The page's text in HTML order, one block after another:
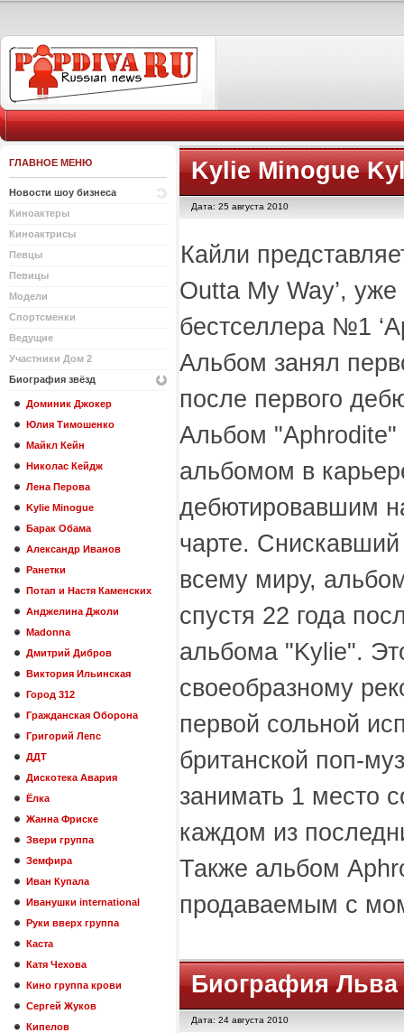
ГЛАВНОЕ МЕНЮ
Новости шоу бизнеса
Киноактеры
Киноактрисы
Певцы
Певицы
Модели
Спортсменки
Ведущие
Участники Дом 2
Биография звёзд
Доминик Джокер
Юлия Тимошенко
Майкл Кейн
Николас Кейдж
Лена Перова
Kylie Minogue
Барак Обама
Александр Иванов
Ранетки
Потап и Настя Каменских
Анджелина Джоли
Madonna
Дмитрий Дибров
Виктория Ильинская
Город 312
Гражданская Оборона
Григорий Лепс
ДДТ
Дискотека Авария
Ёлка
Жанна Фриске
Звери группа
Земфира
Иван Купала
Иванушки international
Руки вверх группа
Каста
Катя Чехова
Кино группа крови
Сергей Жуков
Кипелов
Kylie Minogue
Дата: 25 августа 2010
Кайли
Outta My Way’,
бестселлера №1
Альбом занял
после первого
Альбом "Aphrodite"
альбомом в
дебютировавшим
чарте. Снискавший
всему миру,
спустя 22 года
альбома "Kylie".
своеобразному
первой сольной
британской поп-
занимать 1 место
каждом из
Также альбом
продаваемым с
Биография
Дата: 24 августа 2010